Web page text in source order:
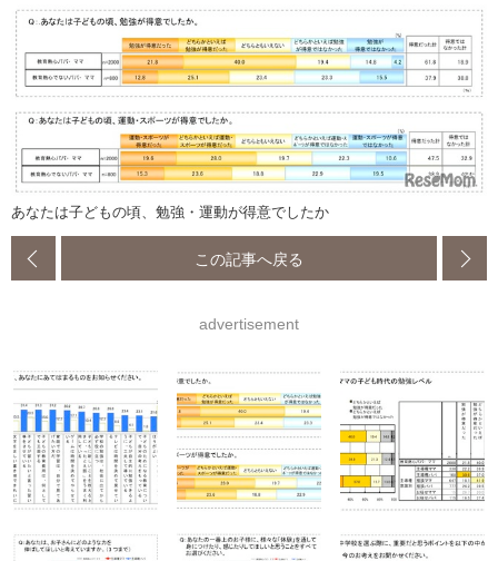
あなたは子どもの頃、勉強・運動が得意でしたか
この記事へ戻る
advertisement